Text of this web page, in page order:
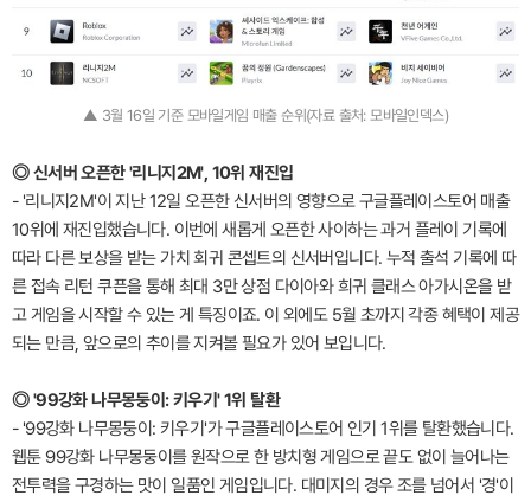
▲ 3월 16일 기준 모바일게임 매출 순위(자료 출처: 모바일인덱스)
◎ 신서버 오픈한 '리니지2M', 10위 재진입
- '리니지2M'이 지난 12일 오픈한 신서버의 영향으로 구글플레이스토어 매출
10위에 재진입했습니다. 이번에 새롭게 오픈한 사이하는 과거 플레이 기록에
따라 다른 보상을 받는 가치 회귀 콘셉트의 신서버입니다. 누적 출석 기록에 따
른 접속 리턴 쿠픈을 통해 최대 3만 상점 다이아와 희귀 클래스 아가시온을 받
고 게임을 시작할 수 있는 게 특징이죠. 이 외에도 5월 초까지 각종 혜택이 제공
되는 만큼, 앞으로의 추이를 지켜볼 필요가 있어 보입니다.
◎ '99강화 나무몽둥이: 키우기' 1위 탈환
- '99강화 나무몽둥이: 키우기'가 구글플레이스토어 인기 1위를 탈환했습니다.
웹툰 99강화 나무몽둥이를 원작으로 한 방치형 게임으로 끝도 없이 늘어나는
전투력을 구경하는 맛이 일품인 게임입니다. 대미지의 경우 조를 넘어서 '경'이